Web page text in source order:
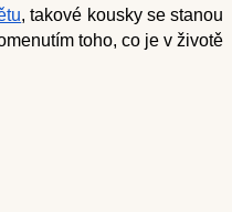
, takové kousky se stanou
toho, co je v životě